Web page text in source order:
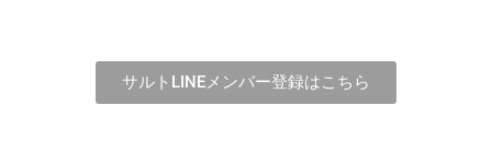
サルトLINEメンバー登録はこちら